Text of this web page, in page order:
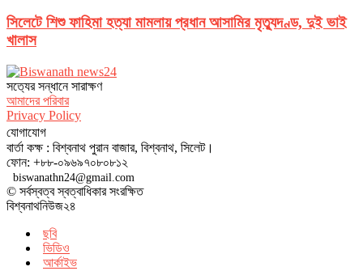
সিলেটে শিশু ফাহিমা হত্যা মামলায় প্রধান আসামির মৃত্যুদণ্ড, দুই ভাই
খালাস
সত‌্যের সন্ধানে সারাক্ষণ
আমাদের পরিবার
Privacy Policy
যোগাযোগ
বার্তা কক্ষ : বিশ্বনাথ পুরান বাজার, বিশ্বনাথ, সিলেট।
ফোন: +৮৮-০৯৬৯৭০৮০৮১২
biswanathn24@gmail.com
© সর্বস্বত্ব স্বত্বাধিকার সংরক্ষিত
বিশ্বনাথনিউজ২৪
ছবি
ভিডিও
আর্কাইভ